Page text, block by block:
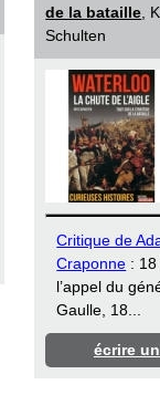
de la bataille ,
Schulten
Critique de
Craponne :
l’appel du
Gaulle, 18...
écrire